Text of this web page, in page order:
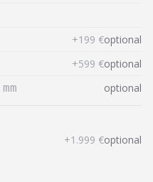
+199 €optional
+599 €optional
mm optional
+1.999 €optional